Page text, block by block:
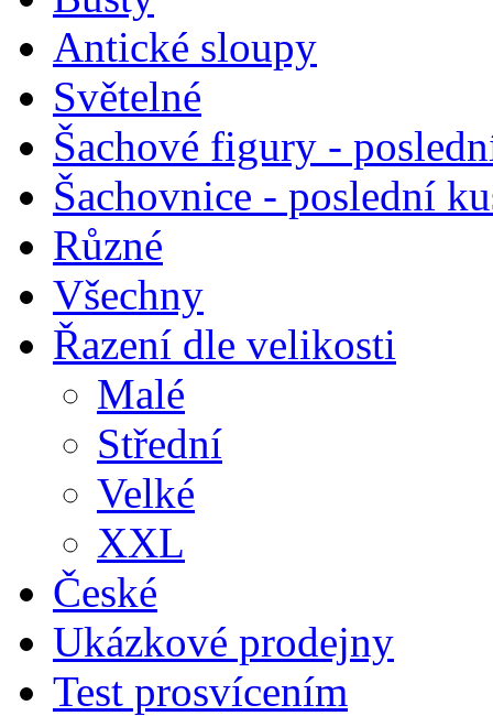
Antické sloupy
Světelné
Šachové figury -
Šachovnice - poslední
Různé
Všechny
Řazení dle velikosti
Malé
Střední
Velké
XXL
České
Ukázkové prodejny
Test prosvícením